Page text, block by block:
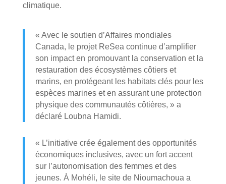
climatique.
« Avec le soutien d’Affaires mondiales
Canada, le projet ReSea continue d’amplifier
son impact en promouvant la conservation et la
restauration des écosystèmes côtiers et
marins, en protégeant les habitats clés pour les
espèces marines et en assurant une protection
physique des communautés côtières, » a
déclaré Loubna Hamidi.
« L’initiative crée également des opportunités
économiques inclusives, avec un fort accent
sur l’autonomisation des femmes et des
jeunes. À Mohéli, le site de Nioumachoua a